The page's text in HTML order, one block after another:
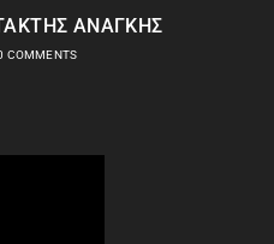
ΑΝΑΓΚΗΣ
COMMENTS